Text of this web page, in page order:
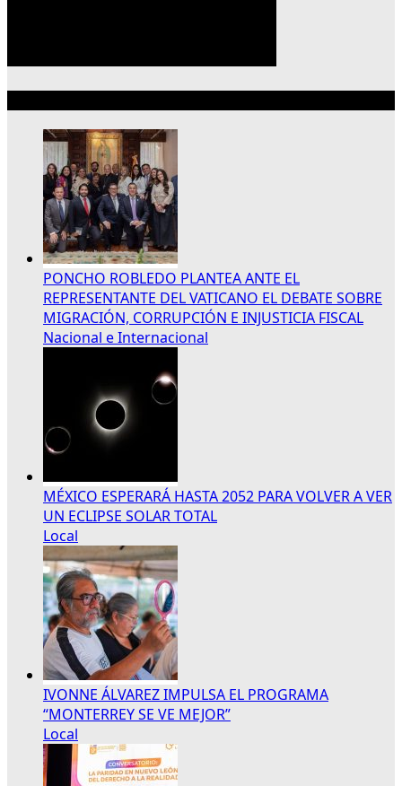
PONCHO ROBLEDO PLANTEA ANTE EL
REPRESENTANTE DEL VATICANO EL DEBATE SOBRE
MIGRACIÓN, CORRUPCIÓN E INJUSTICIA FISCAL
Nacional e Internacional
MÉXICO ESPERARÁ HASTA 2052 PARA VOLVER A VER
UN ECLIPSE SOLAR TOTAL
Local
IVONNE ÁLVAREZ IMPULSA EL PROGRAMA
“MONTERREY SE VE MEJOR”
Local